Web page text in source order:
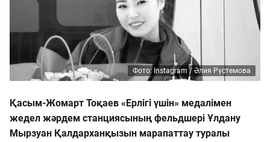
Фото: Instagram / Әлия Рүстемова
Қасым-Жомарт Тоқаев «Ерлігі үшін» медалімен
жедел жәрдем станциясының фельдшері Ұлдану
Мырзуан Қалдарханқызын марапаттау туралы